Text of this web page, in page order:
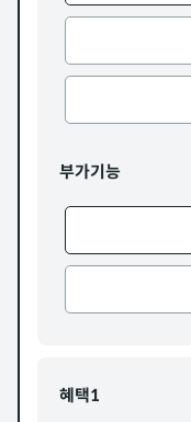
부가기능
혜택1